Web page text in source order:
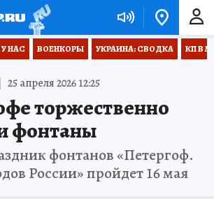
НАС ВОЕНКОРЫ УКРАИНА: СВОДКА КП В
25 апреля 2026 12:25
торжественно
фонтаны
фонтанов «Петергоф.
России» пройдет 16 мая